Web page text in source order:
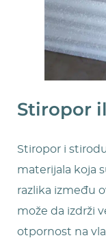
Stiropor
Stiropor i
materijala koja
razlika između
može da izdrži
otpornost na